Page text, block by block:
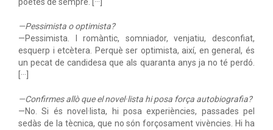
—Pessimista o optimista?
—Pessimista. I romàntic, somniador, venjatiu, desconfiat,
esquerp i etcètera. Perquè ser optimista, així, en general, és
un pecat de candidesa que als quaranta anys ja no té perdó.
[···]
—Confirmes allò que el novel·lista hi posa força autobiografia?
—No. Si és novel·lista, hi posa experiències, passades pel
sedàs de la tècnica, que no són forçosament vivències. Hi ha